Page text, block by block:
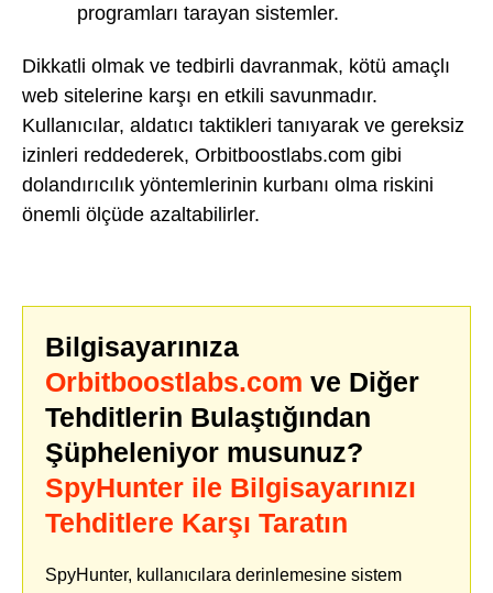
programları tarayan sistemler.
Dikkatli olmak ve tedbirli davranmak, kötü amaçlı
web sitelerine karşı en etkili savunmadır.
Kullanıcılar, aldatıcı taktikleri tanıyarak ve gereksiz
izinleri reddederek, Orbitboostlabs.com gibi
dolandırıcılık yöntemlerinin kurbanı olma riskini
önemli ölçüde azaltabilirler.
Bilgisayarınıza
Orbitboostlabs.com ve Diğer
Tehditlerin Bulaştığından
Şüpheleniyor musunuz?
SpyHunter ile Bilgisayarınızı
Tehditlere Karşı Taratın
SpyHunter, kullanıcılara derinlemesine sistem